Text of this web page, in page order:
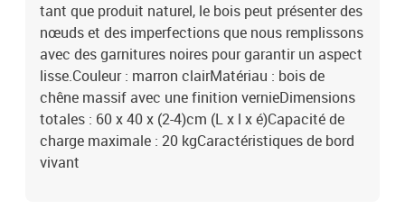
tant que produit naturel, le bois peut présenter des
nœuds et des imperfections que nous remplissons
avec des garnitures noires pour garantir un aspect
lisse.Couleur : marron clairMatériau : bois de
chêne massif avec une finition vernieDimensions
totales : 60 x 40 x (2-4)cm (L x l x é)Capacité de
charge maximale : 20 kgCaractéristiques de bord
vivant